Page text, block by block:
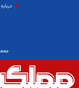
جمعه ۱۶